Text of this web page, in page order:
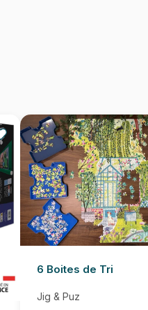
6 Boites de Tri
Jig & Puz